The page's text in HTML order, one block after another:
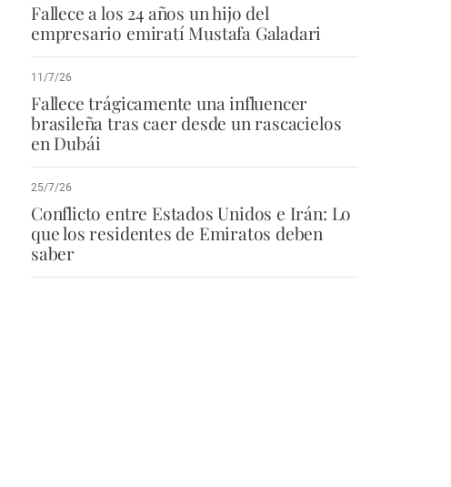
Fallece a los 24 años un hijo del
empresario emiratí Mustafa Galadari
11/7/26
Fallece trágicamente una influencer
brasileña tras caer desde un rascacielos
en Dubái
25/7/26
Conflicto entre Estados Unidos e Irán: Lo
que los residentes de Emiratos deben
saber